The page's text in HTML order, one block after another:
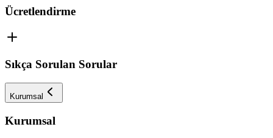
Ücretlendirme
Sıkça Sorulan Sorular
Kurumsal
Kurumsal